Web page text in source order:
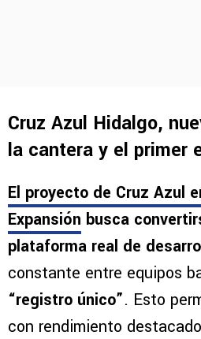
Cruz Azul Hidalgo,
la cantera y el primer
El proyecto de Cruz Azul
Expansión busca
plataforma real de
constante entre equipos
“registro único”. Esto
con rendimiento